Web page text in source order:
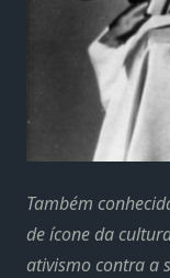
Também
de ícone da
ativismo contra a